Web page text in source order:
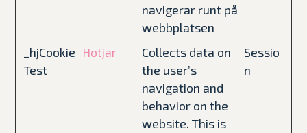
navigerar runt på
webbplatsen
_hjCookie
Test
Hotjar
Collects data on
the user’s
navigation and
behavior on the
website. This is
Sessio
n